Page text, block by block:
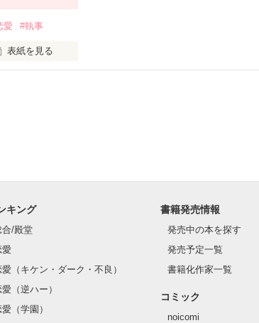
愛 #執事
表紙を見る
キング
合/殿堂
愛
愛（キケン・ダーク・不良）
愛（逆ハー）
（学園）
書籍発売情報
発売中の本を探す
発売予定一覧
書籍化作家一覧
コミック
noicomi